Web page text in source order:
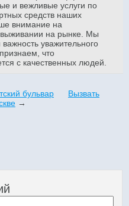
и вежливые услуги по
средств наших
внимание на
выживании на рынке. Мы
уважительного
что
с качественных людей.
бульвар
Вызвать
→